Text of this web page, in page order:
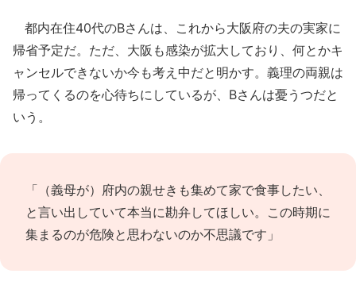
都内在住40代のBさんは、これから大阪府の夫の実家に
帰省予定だ。ただ、大阪も感染が拡大しており、何とかキ
ャンセルできないか今も考え中だと明かす。義理の両親は
帰ってくるのを心待ちにしているが、Bさんは憂うつだと
いう。
「（義母が）府内の親せきも集めて家で食事したい、
と言い出していて本当に勘弁してほしい。この時期に
集まるのが危険と思わないのか不思議です」